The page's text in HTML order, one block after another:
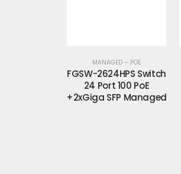
MANAGED – POE
Grandstream
GWN7801P Switch L2+
8 Porte PoE 120W